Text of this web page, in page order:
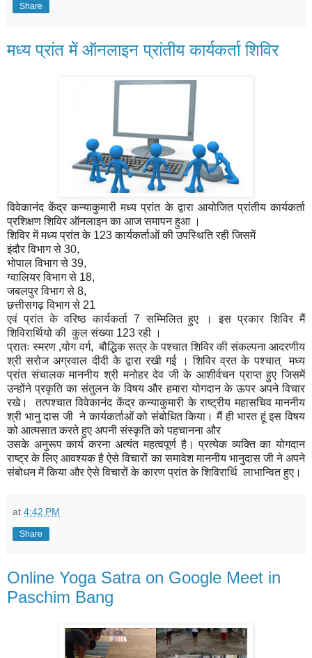
Share
मध्य प्रांत में ऑनलाइन प्रांतीय कार्यकर्ता शिविर
विवेकानंद केंद्र कन्याकुमारी मध्य प्रांत के द्वारा आयोजित प्रांतीय कार्यकर्ता
प्रशिक्षण शिविर ऑनलाइन का आज समापन हुआ ।
शिविर में मध्य प्रांत के 123 कार्यकर्ताओं की उपस्थिति रही जिसमें
इंदौर विभाग से 30,
भोपाल विभाग से 39,
ग्वालियर विभाग से 18,
जबलपुर विभाग से 8,
छत्तीसगढ़ विभाग से 21
एवं प्रांत के वरिष्ठ कार्यकर्ता 7 सम्मिलित हुए । इस प्रकार शिविर मैं
शिविरार्थियो की कुल संख्या 123 रही ।
प्रातः स्मरण ,योग वर्ग, बौद्धिक सत्र के पश्चात शिविर की संकल्पना आदरणीय
श्री सरोज अग्रवाल दीदी के द्वारा रखी गई । शिविर व्रत के पश्चात् मध्य
प्रांत संचालक माननीय श्री मनोहर देव जी के आशीर्वचन प्राप्त हुए जिसमें
उन्होंने प्रकृति का संतुलन के विषय और हमारा योगदान के ऊपर अपने विचार
रखे। तत्पश्चात विवेकानंद केंद्र कन्याकुमारी के राष्ट्रीय महासचिव माननीय
श्री भानु दास जी ने कार्यकर्ताओं को संबोधित किया। मैं ही भारत हूं इस विषय
को आत्मसात करते हुए अपनी संस्कृति को पहचानना और
उसके अनुरूप कार्य करना अत्यंत महत्वपूर्ण है। प्रत्येक व्यक्ति का योगदान
राष्ट्र के लिए आवश्यक है ऐसे विचारों का समावेश माननीय भानुदास जी ने अपने
संबोधन में किया और ऐसे विचारों के कारण प्रांत के शिविरार्थि लाभान्वित हुए।
at 4:42 PM
Share
Online Yoga Satra on Google Meet in
Paschim Bang